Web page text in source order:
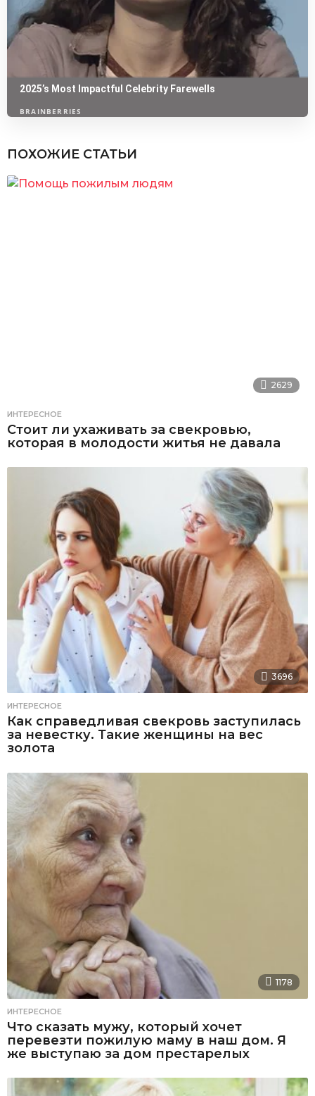
ПОХОЖИЕ СТАТЬИ
2629
ИНТЕРЕСНОЕ
Стоит ли ухаживать за свекровью,
которая в молодости житья не давала
3696
ИНТЕРЕСНОЕ
Как справедливая свекровь заступилась
за невестку. Такие женщины на вес
золота
1178
ИНТЕРЕСНОЕ
Что сказать мужу, который хочет
перевезти пожилую маму в наш дом. Я
же выступаю за дом престарелых